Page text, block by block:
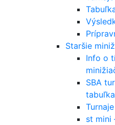
Staršie
Info o
SBA
tabuľka
st mini